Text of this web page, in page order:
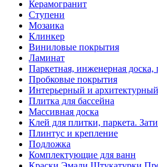
Керамогранит
Ступени
Мозаика
Клинкер
Виниловые покрытия
Ламинат
Паркетная, инженерная доска,
Пробковые покрытия
Интерьерный и
Плитка для бассейна
Массивная доска
Клей для плитки, паркета.
Плинтус и крепление
Подложка
Комплектующие для ванн